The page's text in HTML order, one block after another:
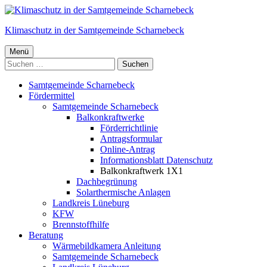
Springe
Inhalt
Klimaschutz in der Samtgemeinde Scharnebeck
Primäres
Menü
Menü
Suchen
nach:
Samtgemeinde Scharnebeck
Fördermittel
Samtgemeinde Scharnebeck
Balkonkraftwerke
Förderrichtlinie
Antragsformular
Online-Antrag
Informationsblatt Datenschutz
Balkonkraftwerk 1X1
Dachbegrünung
Solarthermische Anlagen
Landkreis Lüneburg
KFW
Brennstoffhilfe
Beratung
Wärmebildkamera Anleitung
Samtgemeinde Scharnebeck